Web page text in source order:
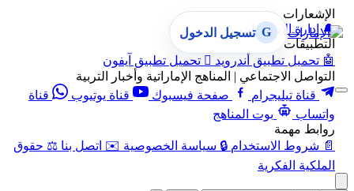
الإشعارات
🔔 إدارة الإشعارات
التطبيقات
🤖 تحميل تطبيق أندرويد  تحميل تطبيق آيفون
التواصل الاجتماعي | المناهج الإماراتية وأخبار التربية
قناة تيليجرام
صفحة فيسبوك قناة يوتيوب
قناة
واتساب
بوت المناهج
روابط مهمة
📄 شروط الاستخدام 🔒 سياسة الخصوصية ✉️ اتصل بنا ⚖️ حقوق
الملكية الفكرية
G تسجيل الدخول